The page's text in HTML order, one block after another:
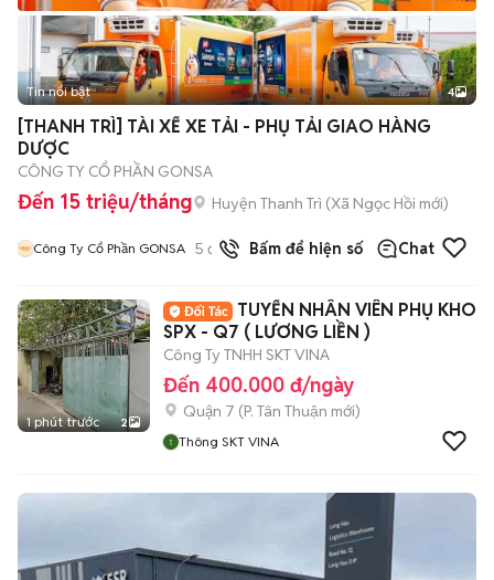
Tin nổi bật 4
[THANH TRÌ] TÀI XẾ XE TẢI - PHỤ TẢI GIAO HÀNG
DƯỢC
CÔNG TY CỔ PHẦN GONSA
Đến 15 triệu/tháng Huyện Thanh Trì (Xã Ngọc Hồi mới)
Công Ty Cổ Phần GONSA 5 đã bánBấm để hiện số Chat
1 phút trước 2
TUYỂN NHÂN VIÊN PHỤ KHO
SPX - Q7 ( LƯƠNG LIỀN )
Công Ty TNHH SKT VINA
Đến 400.000 đ/ngày
Quận 7 (P. Tân Thuận mới)
Thông SKT VINA